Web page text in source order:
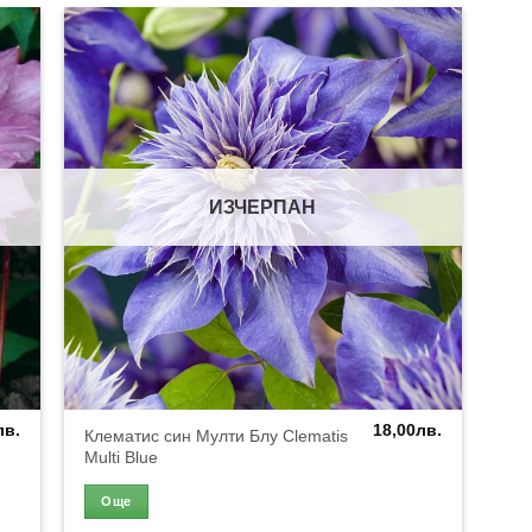
ИЗЧЕРПАН
Клематис син Мулти Блу Clematis
Multi Blue
18,00лв.
Още